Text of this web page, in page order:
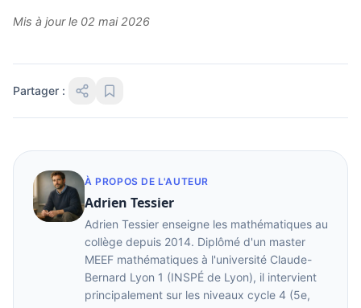
Mis à jour le 02 mai 2026
Partager :
À PROPOS DE L'AUTEUR
Adrien Tessier
Adrien Tessier enseigne les mathématiques au
collège depuis 2014. Diplômé d'un master
MEEF mathématiques à l'université Claude-
Bernard Lyon 1 (INSPÉ de Lyon), il intervient
principalement sur les niveaux cycle 4 (5e,